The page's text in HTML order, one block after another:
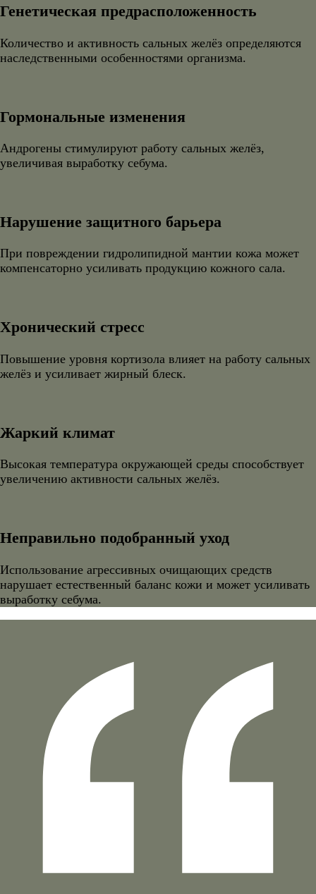
Генетическая предрасположенность
Количество и активность сальных желёз определяются
наследственными особенностями организма.
Гормональные изменения
Андрогены стимулируют работу сальных желёз,
увеличивая выработку себума.
Нарушение защитного барьера
При повреждении гидролипидной мантии кожа может
компенсаторно усиливать продукцию кожного сала.
Хронический стресс
Повышение уровня кортизола влияет на работу сальных
желёз и усиливает жирный блеск.
Жаркий климат
Высокая температура окружающей среды способствует
увеличению активности сальных желёз.
Неправильно подобранный уход
Использование агрессивных очищающих средств
нарушает естественный баланс кожи и может усиливать
выработку себума.